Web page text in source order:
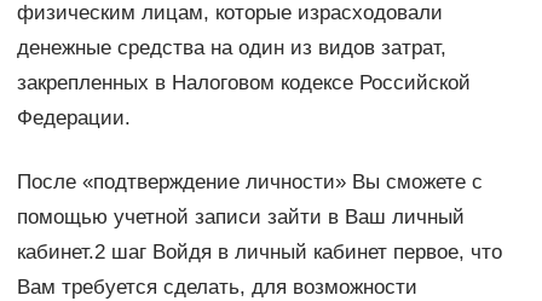
физическим лицам, которые израсходовали
денежные средства на один из видов затрат,
закрепленных в Налоговом кодексе Российской
Федерации.
После «подтверждение личности» Вы сможете с
помощью учетной записи зайти в Ваш личный
кабинет.2 шаг Войдя в личный кабинет первое, что
Вам требуется сделать, для возможности